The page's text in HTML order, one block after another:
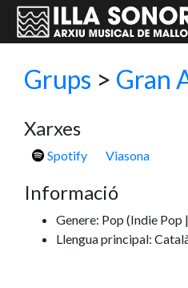
Grups > Gran
Xarxes
Spotify Viasona
Informació
Genere: Pop (Indie Pop
Llengua principal: